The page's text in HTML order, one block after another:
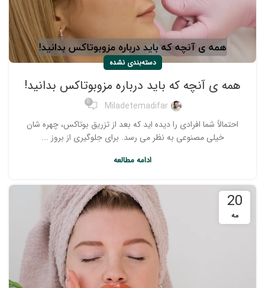
دسته‌بندی نشده
همه ی آنچه که باید درباره مزوبوتاکس بدانید!
Miladetemadifar
0
احتمالاً شما افرادی را دیده اید که بعد از تزریق بوتاکس، چهره شان
خیلی مصنوعی به نظر می رسد. برای جلوگیری از بروز ...
ادامه مطالعه
20
مه